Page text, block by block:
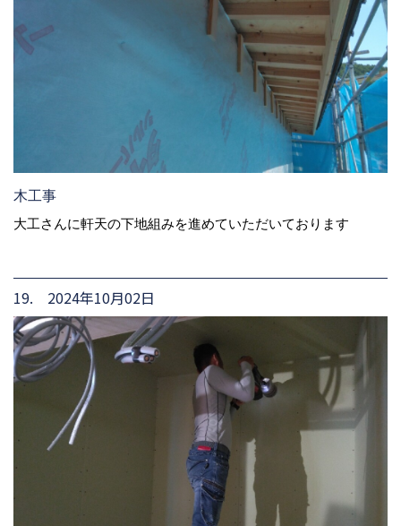
木工事
大工さんに軒天の下地組みを進めていただいております
19. 2024年10月02日